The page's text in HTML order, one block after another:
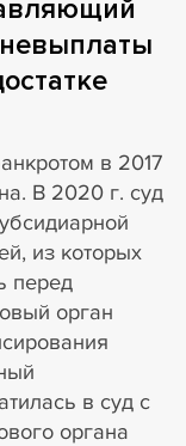
в 2017
В 2020 г. суд
из которых
перед
орган
в суд с
органа